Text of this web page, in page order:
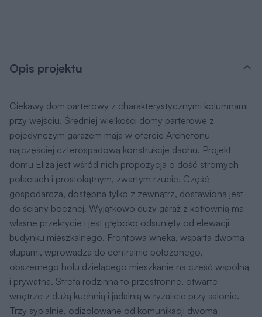
Opis projektu
Ciekawy dom parterowy z charakterystycznymi kolumnami
przy wejściu. Średniej wielkości domy parterowe z
pojedynczym garażem mają w ofercie Archetonu
najczęściej czterospadową konstrukcję dachu. Projekt
domu Eliza jest wśród nich propozycją o dość stromych
połaciach i prostokątnym, zwartym rzucie. Część
gospodarcza, dostępna tylko z zewnątrz, dostawiona jest
do ściany bocznej. Wyjątkowo duży garaż z kotłownią ma
własne przekrycie i jest głęboko odsunięty od elewacji
budynku mieszkalnego. Frontowa wnęka, wsparta dwoma
słupami, wprowadza do centralnie położonego,
obszernego holu dzielącego mieszkanie na część wspólną
i prywatną. Strefa rodzinna to przestronne, otwarte
wnętrze z dużą kuchnią i jadalnią w ryzalicie przy salonie.
Trzy sypialnie, odizolowane od komunikacji dwoma